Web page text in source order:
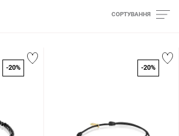
СОРТУВАННЯ
-20% -20%